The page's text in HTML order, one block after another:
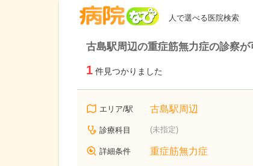
人で選べる医院検索
古島駅周辺の重症筋無力症の診察が
1 件見つかりました
エリア/駅 古島駅周辺
診療科目 (未指定)
詳細条件 重症筋無力症